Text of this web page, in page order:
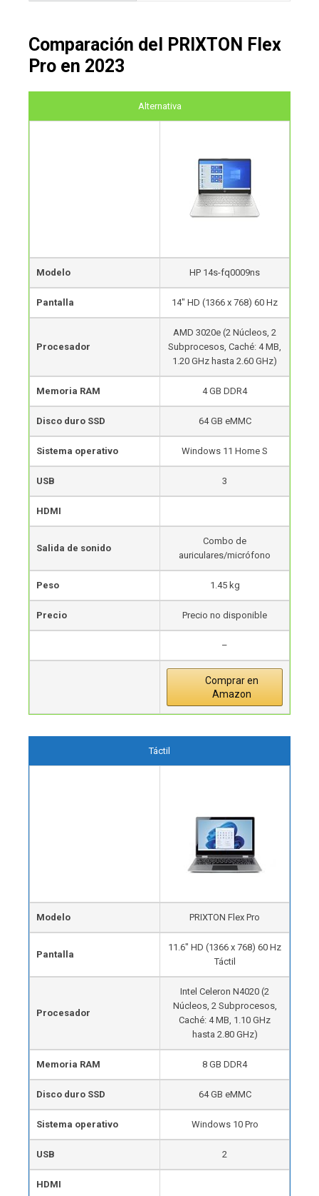
Comparación del PRIXTON Flex
Pro en 2023
Alternativa
Modelo HP 14s-fq0009ns
Pantalla 14″ HD (1366 x 768) 60 Hz
Procesador
AMD 3020e (2 Núcleos, 2
Subprocesos, Caché: 4 MB,
1.20 GHz hasta 2.60 GHz)
Memoria RAM 4 GB DDR4
Disco duro SSD 64 GB eMMC
Sistema operativo Windows 11 Home S
USB 3
HDMI
Salida de sonido
Combo de
auriculares/micrófono
Peso 1.45 kg
Precio Precio no disponible
–
Comprar en
Amazon
Táctil
Modelo PRIXTON Flex Pro
Pantalla
11.6″ HD (1366 x 768) 60 Hz
Táctil
Procesador
Intel Celeron N4020 (2
Núcleos, 2 Subprocesos,
Caché: 4 MB, 1.10 GHz
hasta 2.80 GHz)
Memoria RAM 8 GB DDR4
Disco duro SSD 64 GB eMMC
Sistema operativo Windows 10 Pro
USB 2
HDMI